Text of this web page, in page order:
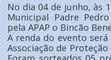
No dia 04 de junho, às
Municipal Padre
pela APAP o Bincão
A renda do evento
Associação de